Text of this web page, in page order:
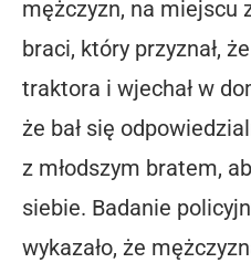
mężczyzn, na miejscu
braci, który przyznał,
traktora i wjechał w
że bał się
z młodszym bratem,
siebie. Badanie
wykazało, że